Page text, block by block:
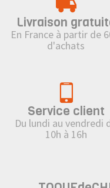
Livraison
En France à partir de
d'achats
Service client
Du lundi au vendredi
10h à 16h